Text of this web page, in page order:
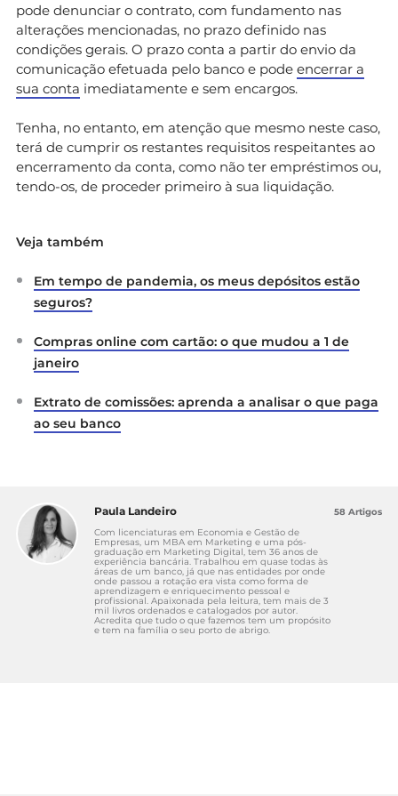
pode denunciar o contrato, com fundamento nas
alterações mencionadas, no prazo definido nas
condições gerais. O prazo conta a partir do envio da
comunicação efetuada pelo banco e pode encerrar a
sua conta imediatamente e sem encargos.
Tenha, no entanto, em atenção que mesmo neste caso,
terá de cumprir os restantes requisitos respeitantes ao
encerramento da conta, como não ter empréstimos ou,
tendo-os, de proceder primeiro à sua liquidação.
Veja também
Em tempo de pandemia, os meus depósitos estão
seguros?
Compras online com cartão: o que mudou a 1 de
janeiro
Extrato de comissões: aprenda a analisar o que paga
ao seu banco
Paula Landeiro
Com licenciaturas em Economia e Gestão de
Empresas, um MBA em Marketing e uma pós-
graduação em Marketing Digital, tem 36 anos de
experiência bancária. Trabalhou em quase todas às
áreas de um banco, já que nas entidades por onde
onde passou a rotação era vista como forma de
aprendizagem e enriquecimento pessoal e
profissional. Apaixonada pela leitura, tem mais de 3
mil livros ordenados e catalogados por autor.
Acredita que tudo o que fazemos tem um propósito
e tem na família o seu porto de abrigo.
58 Artigos